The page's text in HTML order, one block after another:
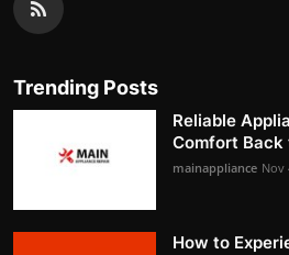
Trending Posts
Reliable
Comfort Back
mainappliance Nov
How to